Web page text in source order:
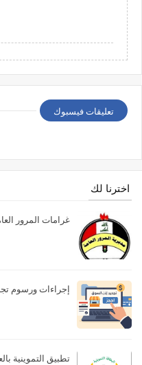
تعليقات فيسبوك
اخترنا لك
غرامات المرور
إجراءات ورسوم
تطبيق التموينية